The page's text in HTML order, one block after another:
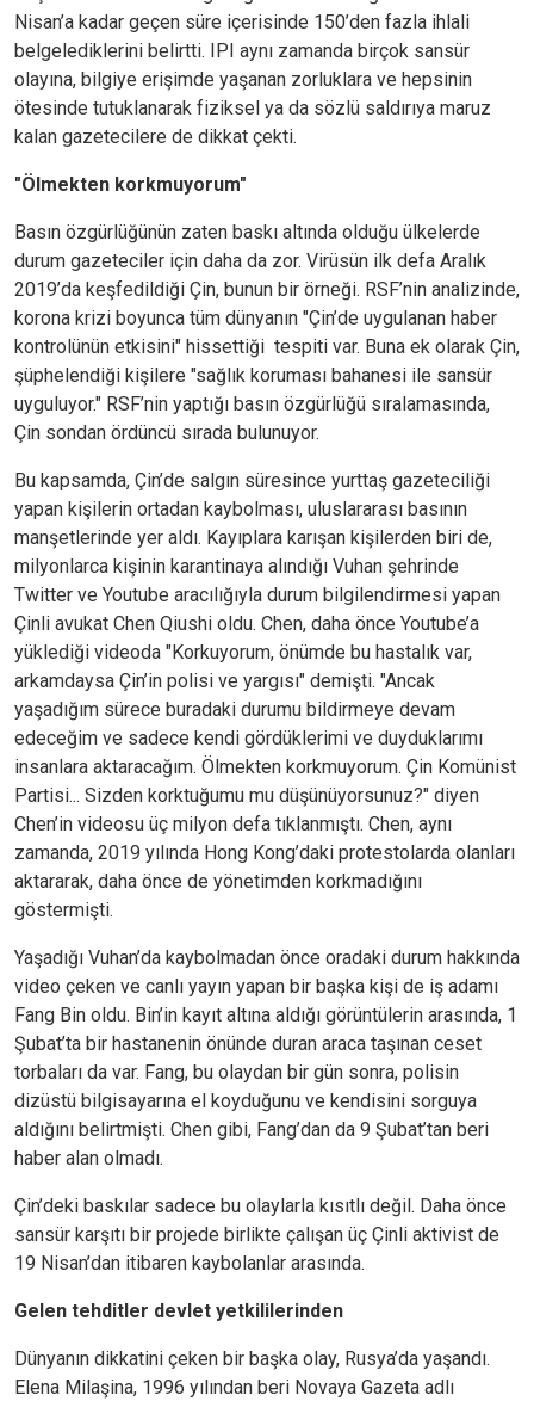
Nisan’a kadar geçen süre içerisinde 150’den fazla ihlali
belgelediklerini belirtti. IPI aynı zamanda birçok sansür
olayına, bilgiye erişimde yaşanan zorluklara ve hepsinin
ötesinde tutuklanarak fiziksel ya da sözlü saldırıya maruz
kalan gazetecilere de dikkat çekti.
"Ölmekten korkmuyorum"
Basın özgürlüğünün zaten baskı altında olduğu ülkelerde
durum gazeteciler için daha da zor. Virüsün ilk defa Aralık
2019’da keşfedildiği Çin, bunun bir örneği. RSF’nin analizinde,
korona krizi boyunca tüm dünyanın "Çin’de uygulanan haber
kontrolünün etkisini" hissettiği tespiti var. Buna ek olarak Çin,
şüphelendiği kişilere "sağlık koruması bahanesi ile sansür
uyguluyor." RSF’nin yaptığı basın özgürlüğü sıralamasında,
Çin sondan ördüncü sırada bulunuyor.
Bu kapsamda, Çin’de salgın süresince yurttaş gazeteciliği
yapan kişilerin ortadan kaybolması, uluslararası basının
manşetlerinde yer aldı. Kayıplara karışan kişilerden biri de,
milyonlarca kişinin karantinaya alındığı Vuhan şehrinde
Twitter ve Youtube aracılığıyla durum bilgilendirmesi yapan
Çinli avukat Chen Qiushi oldu. Chen, daha önce Youtube’a
yüklediği videoda "Korkuyorum, önümde bu hastalık var,
arkamdaysa Çin’in polisi ve yargısı" demişti. "Ancak
yaşadığım sürece buradaki durumu bildirmeye devam
edeceğim ve sadece kendi gördüklerimi ve duyduklarımı
insanlara aktaracağım. Ölmekten korkmuyorum. Çin Komünist
Partisi... Sizden korktuğumu mu düşünüyorsunuz?" diyen
Chen’in videosu üç milyon defa tıklanmıştı. Chen, aynı
zamanda, 2019 yılında Hong Kong’daki protestolarda olanları
aktararak, daha önce de yönetimden korkmadığını
göstermişti.
Yaşadığı Vuhan’da kaybolmadan önce oradaki durum hakkında
video çeken ve canlı yayın yapan bir başka kişi de iş adamı
Fang Bin oldu. Bin’in kayıt altına aldığı görüntülerin arasında, 1
Şubat’ta bir hastanenin önünde duran araca taşınan ceset
torbaları da var. Fang, bu olaydan bir gün sonra, polisin
dizüstü bilgisayarına el koyduğunu ve kendisini sorguya
aldığını belirtmişti. Chen gibi, Fang’dan da 9 Şubat’tan beri
haber alan olmadı.
Çin’deki baskılar sadece bu olaylarla kısıtlı değil. Daha önce
sansür karşıtı bir projede birlikte çalışan üç Çinli aktivist de
19 Nisan’dan itibaren kaybolanlar arasında.
Gelen tehditler devlet yetkililerinden
Dünyanın dikkatini çeken bir başka olay, Rusya’da yaşandı.
Elena Milaşina, 1996 yılından beri Novaya Gazeta adlı